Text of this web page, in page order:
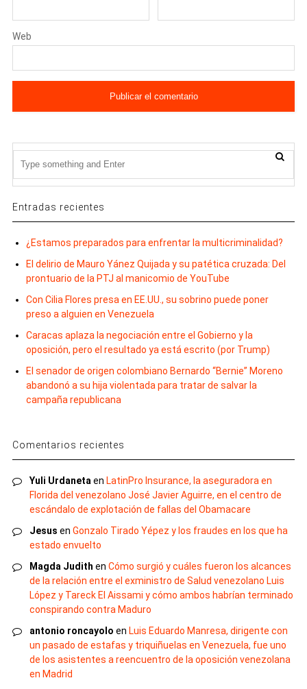
Web
Entradas recientes
¿Estamos preparados para enfrentar la multicriminalidad?
El delirio de Mauro Yánez Quijada y su patética cruzada: Del
prontuario de la PTJ al manicomio de YouTube
Con Cilia Flores presa en EE.UU., su sobrino puede poner
preso a alguien en Venezuela
Caracas aplaza la negociación entre el Gobierno y la
oposición, pero el resultado ya está escrito (por Trump)
El senador de origen colombiano Bernardo “Bernie” Moreno
abandonó a su hija violentada para tratar de salvar la
campaña republicana
Comentarios recientes
Yuli Urdanetaen LatinPro Insurance, la aseguradora en
Florida del venezolano José Javier Aguirre, en el centro de
escándalo de explotación de fallas del Obamacare
Jesus en Gonzalo Tirado Yépez y los fraudes en los que ha
estado envuelto
Magda Judith en Cómo surgió y cuáles fueron los alcances
de la relación entre el exministro de Salud venezolano Luis
López y Tareck El Aissami y cómo ambos habrían terminado
conspirando contra Maduro
antonio roncayolo en Luis Eduardo Manresa, dirigente con
un pasado de estafas y triquiñuelas en Venezuela, fue uno
de los asistentes a reencuentro de la oposición venezolana
en Madrid